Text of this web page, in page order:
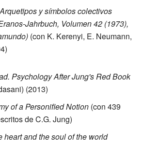
y símbolos colectivos
Jahrbuch, Volumen 42 (1973),
(con K. Kerenyi, E. Neumann,
Psychology After Jung's Red Book
(2013)
of a Personified Notion (con 439
de C.G. Jung)
heart and the soul of the world